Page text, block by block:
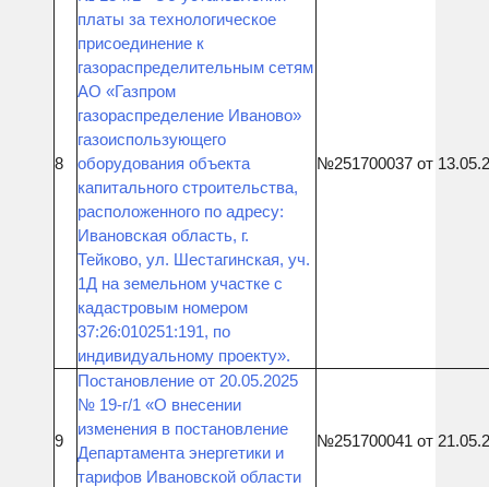
8
платы за технологическое
присоединение к
газораспределительным сетям
АО «Газпром
газораспределение Иваново»
газоиспользующего
оборудования объекта
капитального строительства,
расположенного по адресу:
Ивановская область, г.
Тейково, ул. Шестагинская, уч.
1Д на земельном участке с
кадастровым номером
37:26:010251:191, по
индивидуальному проекту».
№251700037 от
9
Постановление от 20.05.2025
№ 19-г/1 «О внесении
изменения в постановление
Департамента энергетики и
тарифов Ивановской области
№251700041 от